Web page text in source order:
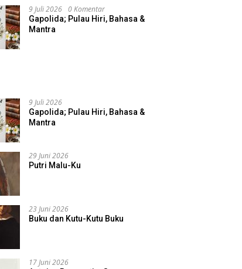
9 Juli 2026 0 Komentar
Gapolida; Pulau Hiri, Bahasa &
Mantra
9 Juli 2026
Gapolida; Pulau Hiri, Bahasa &
Mantra
29 Juni 2026
Putri Malu-Ku
23 Juni 2026
Buku dan Kutu-Kutu Buku
17 Juni 2026